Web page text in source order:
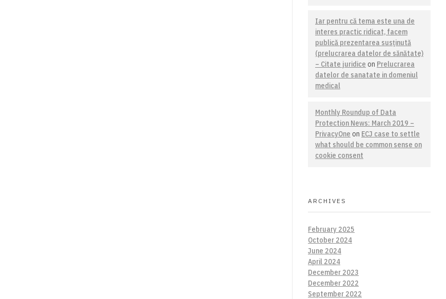
Iar pentru că tema este una de
interes practic ridicat, facem
publică prezentarea susţinută
(prelucrarea datelor de sănătate)
– Citate juridice on Prelucrarea
datelor de sanatate in domeniul
medical
Monthly Roundup of Data
Protection News: March 2019 –
PrivacyOne on ECJ case to settle
what should be common sense on
cookie consent
ARCHIVES
February 2025
October 2024
June 2024
April 2024
December 2023
December 2022
September 2022